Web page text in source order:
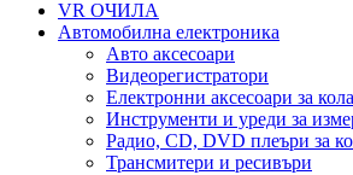
VR ОЧИЛА
Автомобилна електроника
Авто аксесоари
Видеорегистратори
Електронни аксесоари за кола
Инструменти и уреди за
Радио, CD, DVD плеъри за
Трансмитери и ресивъри